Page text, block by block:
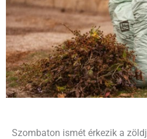
Szombaton ismét érkezik a